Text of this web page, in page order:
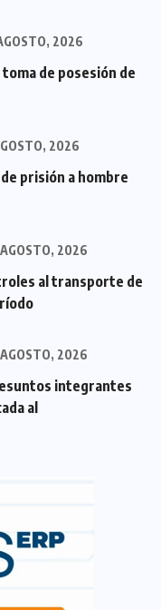
2026
de posesión de
2026
de prisión a hombre
2026
al transporte de
2026
integrantes
al